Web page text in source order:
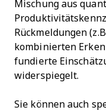
Mischung aus
Rückmeldungen
kombinierten
fundierte
widerspiegelt.
Sie können auch